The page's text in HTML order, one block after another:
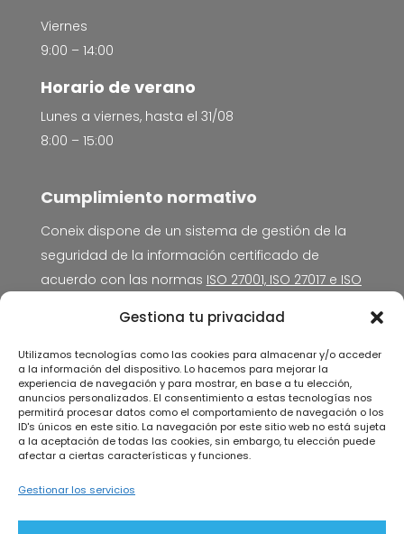
Gestiona tu privacidad
Utilizamos tecnologías como las cookies para almacenar y/o acceder
a la información del dispositivo. Lo hacemos para mejorar la
experiencia de navegación y para mostrar, en base a tu elección,
anuncios personalizados. El consentimiento a estas tecnologías nos
permitirá procesar datos como el comportamiento de navegación o los
ID's únicos en este sitio. La navegación por este sitio web no está sujeta
a la aceptación de todas las cookies, sin embargo, tu elección puede
afectar a ciertas características y funciones.
Gestionar los servicios
Viernes
9:00 – 14:00
Horario de verano
Lunes a viernes, hasta el 31/08
8:00 – 15:00
Cumplimiento normativo
Coneix dispone de un sistema de gestión de la
seguridad de la información certificado de
acuerdo con las normas ISO 27001, ISO 27017 e ISO
Aviso legal
Política de privacidad
Política de Cookies
Política de seguridad de la información
Acuerdo de tratamiento de datos personales